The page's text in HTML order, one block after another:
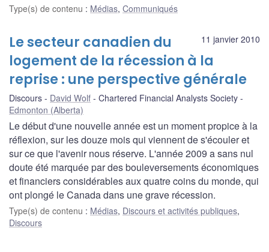
Type(s) de contenu : Médias, Communiqués
11 janvier 2010
Le secteur canadien du
logement de la récession à la
reprise : une perspective générale
Discours David Wolf
Chartered Financial Analysts Society
Edmonton (Alberta)
Le début d'une nouvelle année est un moment propice à la
réflexion, sur les douze mois qui viennent de s'écouler et
sur ce que l'avenir nous réserve. L'année 2009 a sans nul
doute été marquée par des bouleversements économiques
et financiers considérables aux quatre coins du monde, qui
ont plongé le Canada dans une grave récession.
Type(s) de contenu : Médias, Discours et activités publiques,
Discours